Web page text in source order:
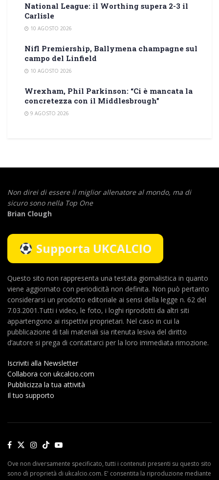
National League: il Worthing supera 2-3 il
Carlisle
10 AGOSTO 2026
Nifl Premiership, Ballymena champagne sul
campo del Linfield
10 AGOSTO 2026
Wrexham, Phil Parkinson: “Ci è mancata la
concretezza con il Middlesbrough”
9 AGOSTO 2026
Non direi di essere il miglior allenatore al mondo, ma di
sicuro sono nella Top One
Brian Clough
Supporta UKCALCIO
Questo sito non rappresenta una testata giornalistica in quanto
viene aggiornato con periodicità non definita. Non può pertanto
considerarsi un prodotto editoriale ai sensi della legge n. 62 del
7.03.2001.Tutti i video, le foto, i loghi riprodotti da altri siti
appartengono ai rispettivi proprietari. Nel caso in cui la
pubblicazione di tali materiali sia ritenuta lesiva del diritto
d’autore si prega di contattarci per la loro immediata rimozione.
Iscriviti alla Newsletter
Collabora con ukcalcio.com
Pubblicizza la tua attività
Il tuo supporto
Ove non diversamente specificato, tutti i contenuti presenti su questo sito
sono di proprietà di ukcalcio.com. E' consentita la riproduzione mediante